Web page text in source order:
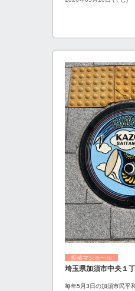
投稿マンホール
埼玉県加須市中央１
毎年5月3日の加須市民平